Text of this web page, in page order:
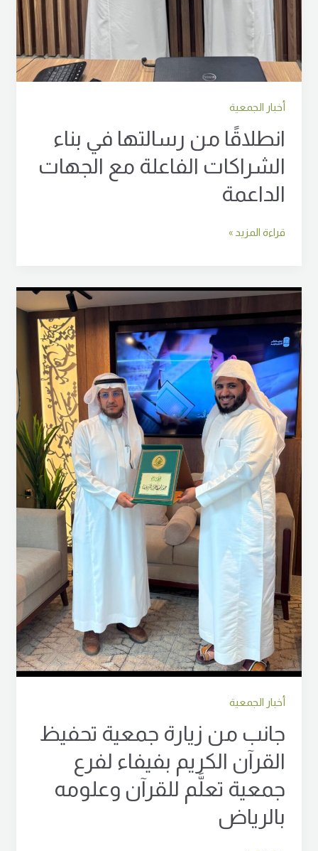
أخبار الجمعية
انطلاقًا من رسالتها في بناء
الشراكات الفاعلة مع الجهات
الداعمة
قراءة المزيد »
أخبار الجمعية
جانب من زيارة جمعية تحفيظ
القرآن الكريم بفيفاء لفرع
جمعية تعلَّم للقرآن وعلومه
بالرياض
جانب
من
جمعية
تحفيظ
القرآن
الكريم
بفيفاء
لفرع
جمعية
تعلَّم
للقرآن
وعلومه
بالرياض